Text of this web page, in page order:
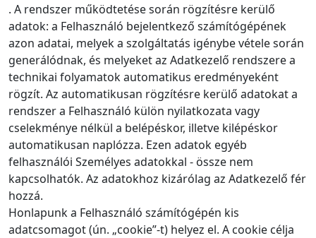
. A rendszer működtetése során rögzítésre kerülő
adatok: a Felhasználó bejelentkező számítógépének
azon adatai, melyek a szolgáltatás igénybe vétele során
generálódnak, és melyeket az Adatkezelő rendszere a
technikai folyamatok automatikus eredményeként
rögzít. Az automatikusan rögzítésre kerülő adatokat a
rendszer a Felhasználó külön nyilatkozata vagy
cselekménye nélkül a belépéskor, illetve kilépéskor
automatikusan naplózza. Ezen adatok egyéb
felhasználói Személyes adatokkal - össze nem
kapcsolhatók. Az adatokhoz kizárólag az Adatkezelő fér
hozzá.
Honlapunk a Felhasználó számítógépén kis
adatcsomagot (ún. „cookie”-t) helyez el. A cookie célja